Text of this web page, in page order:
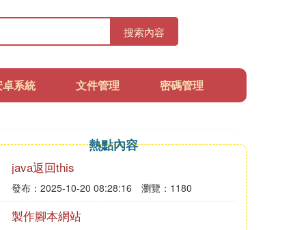
搜索內容
系統 文件管理 密碼管理
熱點內容
java返回this
發布：2025-10-20 08:28:16 瀏覽：1180
製作腳本網站